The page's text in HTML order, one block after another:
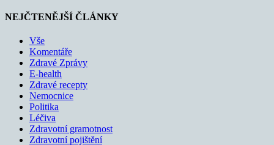
NEJČTENĚJŠÍ ČLÁNKY
Vše
Komentáře
Zdravé Zprávy
E-health
Zdravé recepty
Nemocnice
Politika
Léčiva
Zdravotní gramotnost
Zdravotní pojištění